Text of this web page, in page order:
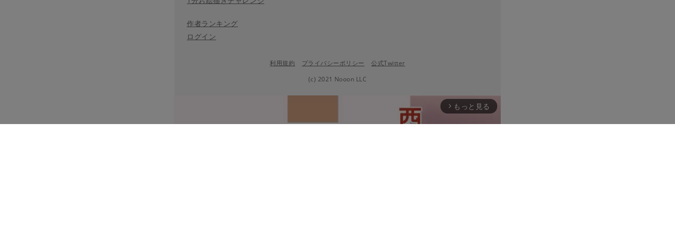
作者ランキング
ログイン
利用規約 プライバシーポリシー
公式Twitter
(c) 2021 Nooon LLC
arrow_forward_ios もっと見る